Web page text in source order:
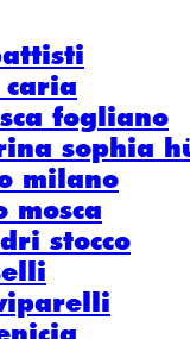
caria
fogliano
sophia
milano
mosca
stocco